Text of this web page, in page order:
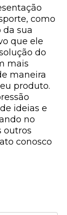
como
sua
que ele
do
mais
maneira
produto.
ideias e
no
outros
conosco